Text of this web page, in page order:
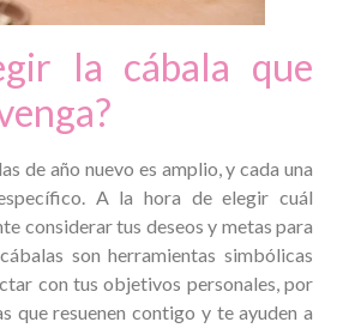
la cábala que
de año nuevo es amplio, y cada una
A la hora de elegir cuál
considerar tus deseos y metas para
son herramientas simbólicas
con tus objetivos personales, por
que resuenen contigo y te ayuden a